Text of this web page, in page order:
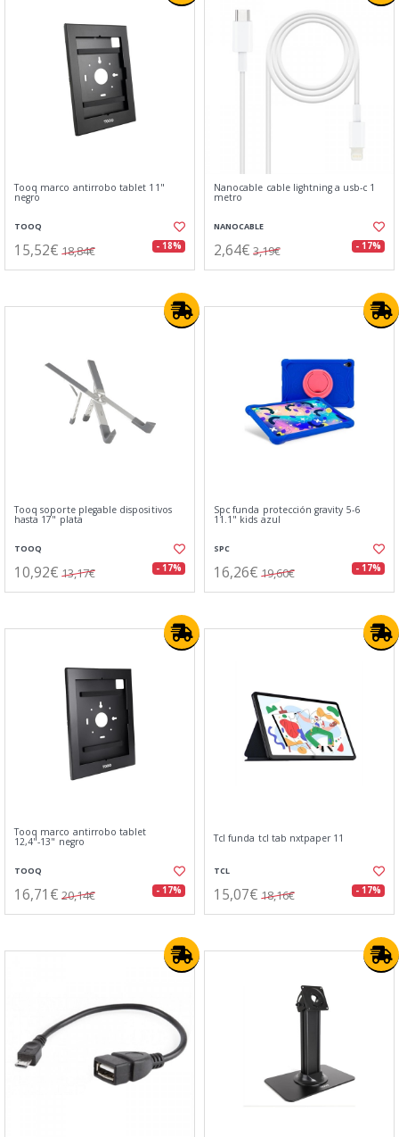
Tooq marco antirrobo tablet 11"
negro
TOOQ
15,52€ 18,84€ - 18%
Nanocable cable lightning a usb-c 1
metro
NANOCABLE
2,64€ 3,19€ - 17%
Tooq soporte plegable dispositivos
hasta 17" plata
TOOQ
10,92€ 13,17€ - 17%
Spc funda protección gravity 5-6
11.1" kids azul
SPC
16,26€ 19,60€ - 17%
Tooq marco antirrobo tablet
12,4"-13" negro
TOOQ
16,71€ 20,14€ - 17%
Tcl funda tcl tab nxtpaper 11
TCL
15,07€ 18,16€ - 17%